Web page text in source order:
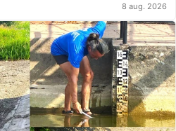
8 aug. 2026